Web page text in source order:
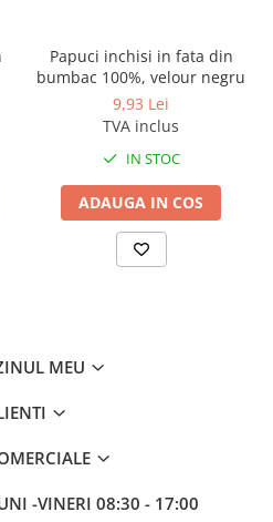
Papuci inchisi in fata din
bumbac 100%, velour negru
9,93 Lei
TVA inclus
IN STOC
ADAUGA IN COS
MEU
-VINERI 08:30 - 17:00